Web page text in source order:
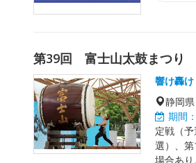
第39回 富士山太鼓まつり
響け轟
静岡
期間：
定戦（
選）、
場合あり